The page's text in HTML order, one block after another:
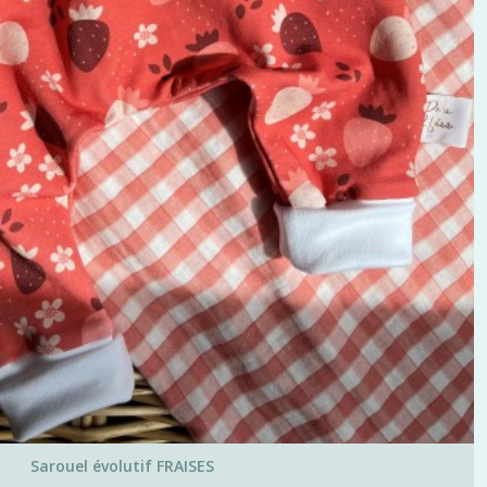
Sarouel évolutif FRAISES